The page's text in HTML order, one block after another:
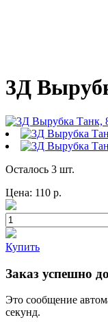
3Д
Осталось 3 шт.
Цена: 110 р.
Купить
Заказ успешно
Это сообщение
секунд.